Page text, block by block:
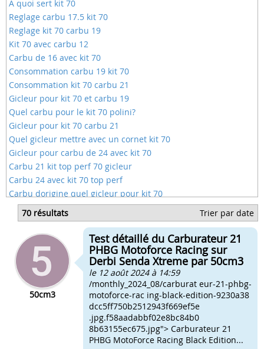
A quoi sert kit 70
Reglage carbu 17.5 kit 70
Reglage kit 70 carbu 19
Kit 70 avec carbu 12
Carbu de 16 avec kit 70
Consommation carbu 19 kit 70
Consommation kit 70 carbu 21
Gicleur pour kit 70 et carbu 19
Quel carbu pour le kit 70 polini?
Gicleur pour kit 70 carbu 21
Quel gicleur mettre avec un cornet kit 70
Gicleur pour carbu de 24 avec kit 70
Carbu 21 kit top perf 70 gicleur
Carbu 24 avec kit 70 top perf
Carbu dorigine quel gicleur pour kit 70
Kit 70 carbu 12 quelle gicleur
Kit 70 top perf carbu 24
Quel gicleur carbu 19 kit 70
Carbu 17.5 avec kit airsal 70
70 résultats Trier par date
50cm3
Test détaillé du Carburateur 21
PHBG Motoforce Racing sur
Derbi Senda Xtreme par 50cm3
le 12 août 2024 à 14:59
/monthly_2024_08/carburat eur-21-phbg-
motoforce-rac ing-black-edition-9230a38
dcc5ff750b2512943f669ef5e
.jpg.f58aadabbf02e8bc84b0
8b63155ec675.jpg"> Carburateur 21
PHBG MotoForce Racing Black Edition...